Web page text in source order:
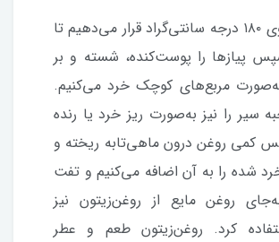
ابتدا فر را روی ۱۸۰ درجه سانتی‌گراد قرار می‌دهیم تا
پیازها را پوست‌کنده، شسته و بر
مربع‌های کوچک خرد می‌کنیم.
2حبه سیر را نیز به‌صورت ریز خرد یا رنده
کمی روغن درون ماهی‌تابه ریخته و
شده را به آن اضافه می‌کنیم و تفت
روغن مایع از روغن‌زیتون نیز
کرد. روغن‌زیتون طعم و عطر